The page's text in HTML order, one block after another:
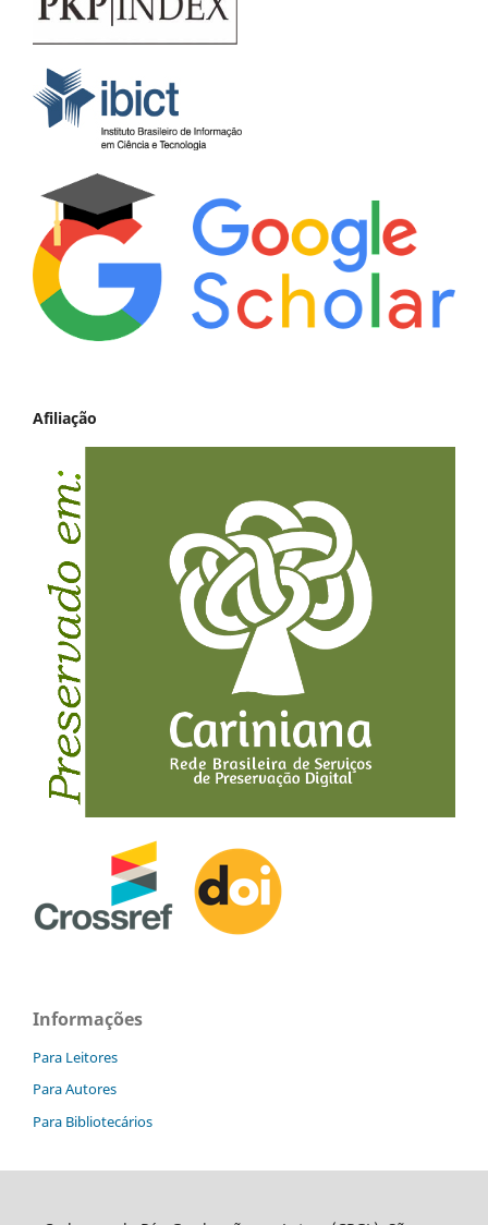
Afiliação
Informações
Para Leitores
Para Autores
Para Bibliotecários